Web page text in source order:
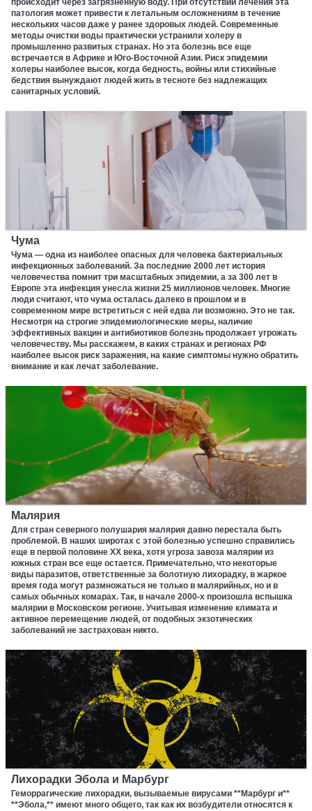
патология может привести к летальным осложнениям в течение
нескольких часов даже у ранее здоровых людей. Современные
методы очистки воды практически устранили холеру в
промышленно развитых странах. Но эта болезнь все еще
встречается в Африке и Юго-Восточной Азии. Риск эпидемии
холеры наиболее высок, когда бедность, войны или стихийные
бедствия вынуждают людей жить в тесноте без надлежащих
санитарных условий.
Чума
Чума — одна из наиболее опасных для человека бактериальных
инфекционных заболеваний. За последние 2000 лет история
человечества помнит три масштабных эпидемии, а за 300 лет в
Европе эта инфекция унесла жизни 25 миллионов человек. Многие
люди считают, что чума осталась далеко в прошлом и в
современном мире встретиться с ней едва ли возможно. Это не так.
Несмотря на строгие эпидемиологические меры, наличие
эффективных вакцин и антибиотиков болезнь продолжает угрожать
человечеству. Мы расскажем, в каких странах и регионах РФ
наиболее высок риск заражения, на какие симптомы нужно обратить
внимание и как лечат заболевание.
Малярия
Для стран северного полушария малярия давно перестала быть
проблемой. В наших широтах с этой болезнью успешно справились
еще в первой половине ХХ века, хотя угроза завоза малярии из
южных стран все еще остается. Примечательно, что некоторые
виды паразитов, ответственные за болотную лихорадку, в жаркое
время года могут размножаться не только в малярийных, но и в
самых обычных комарах. Так, в начале 2000-х произошла вспышка
малярии в Московском регионе. Учитывая изменение климата и
активное перемещение людей, от подобных экзотических
заболеваний не застрахован никто.
Лихорадки Эбола и Марбург
Геморрагические лихорадки, вызываемые вирусами **Марбург и**
**Эбола,** имеют много общего, так как их возбудители относятся к